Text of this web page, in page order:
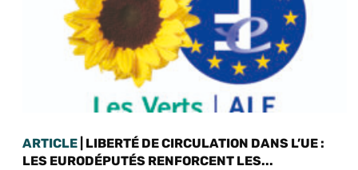
ARTICLE | LIBERTÉ DE CIRCULATION DANS L’UE :
LES EURODÉPUTÉS RENFORCENT LES...